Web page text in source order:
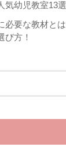
気幼児教室13選
必要な教材と
び方！